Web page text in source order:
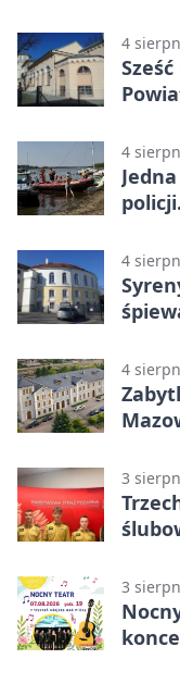
4
4
4
4
3
3